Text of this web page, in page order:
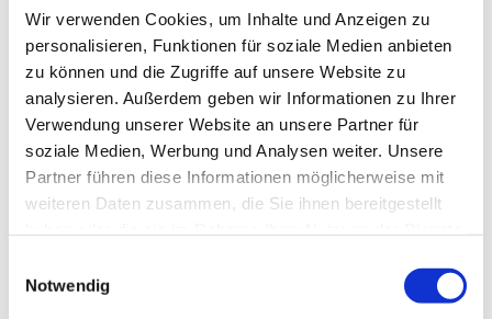
Wir verwenden Cookies, um Inhalte und Anzeigen zu
personalisieren, Funktionen für soziale Medien anbieten
zu können und die Zugriffe auf unsere Website zu
analysieren. Außerdem geben wir Informationen zu Ihrer
Verwendung unserer Website an unsere Partner für
soziale Medien, Werbung und Analysen weiter. Unsere
Partner führen diese Informationen möglicherweise mit
weiteren Daten zusammen, die Sie ihnen bereitgestellt
Notwendig